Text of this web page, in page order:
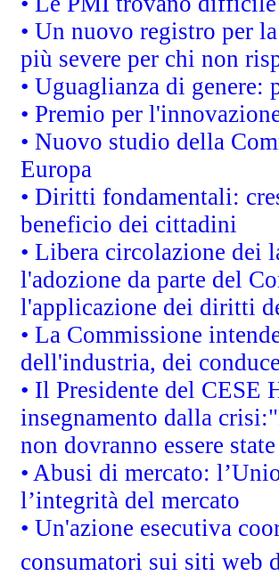
• Un nuovo registro per
più severe per chi non
• Uguaglianza di
• Premio per
• Nuovo studio della
Europa
• Diritti fondamentali:
beneficio dei cittadini
• Libera circolazione dei
l'adozione da parte del
l'applicazione dei diritti
• La Commissione
dell'industria, dei
• Il Presidente del CESE
insegnamento dalla
non dovranno essere
• Abusi di mercato:
l’integrità del mercato
• Un'azione esecutiva
consumatori sui siti web